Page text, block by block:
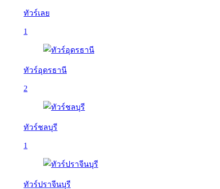
ทัวร์เลย
1
ทัวร์อุดรธานี
2
ทัวร์ชลบุรี
1
ทัวร์ปราจีนบุรี